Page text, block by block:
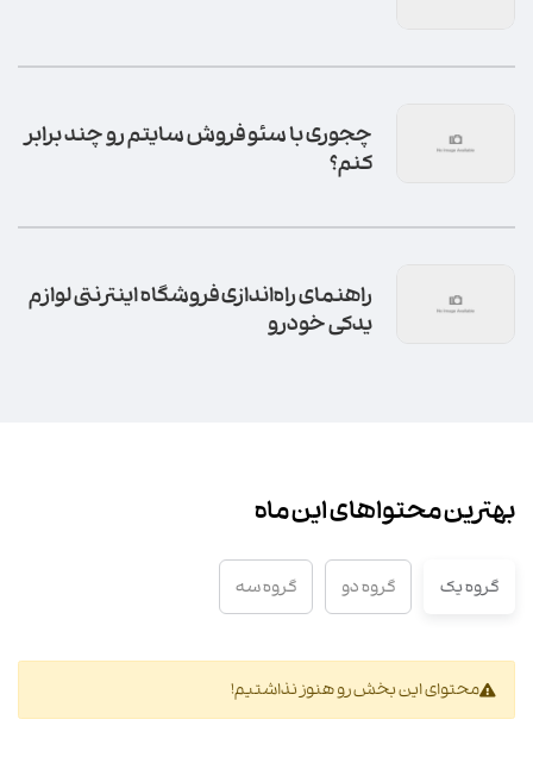
چجوری با سئو فروش سایتم رو چند برابر
کنم؟
راهنمای راه‌اندازی فروشگاه اینترنتی لوازم
یدکی خودرو
بهترین محتواهای این ماه
گروه یک گروه دو گروه سه
محتوای این بخش رو هنوز نذاشتیم!